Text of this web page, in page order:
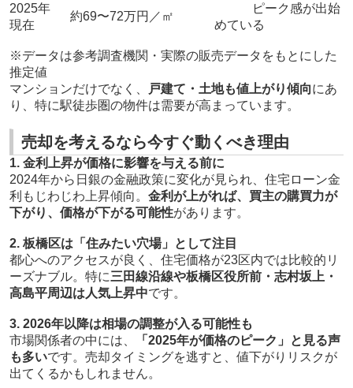
2025年
現在
約69〜72万円／㎡
ピーク感が出始
めている
※データは参考調査機関・実際の販売データをもとにした
推定値
マンションだけでなく、
戸建て・土地も値上がり傾向にあ
り、特に駅徒歩圏の物件は需要が高まっています。
売却を考えるなら今すぐ動くべき理由
1. 金利上昇が価格に影響を与える前に
2024年から日銀の金融政策に変化が見られ、住宅ローン金
利もじわじわ上昇傾向。 金利が上がれば、買主の購買力が
下がり、価格が下がる可能性があります。
2. 板橋区は「住みたい穴場」として注目
都心へのアクセスが良く、住宅価格が23区内では比較的リ
ーズナブル。特に三田線沿線や板橋区役所前・志村坂上・
高島平周辺は人気上昇中です。
3. 2026年以降は相場の調整が入る可能性も
市場関係者の中には、
「2025年が価格のピーク」と見る声
も多いです。売却タイミングを逃すと、値下がりリスクが
出てくるかもしれません。